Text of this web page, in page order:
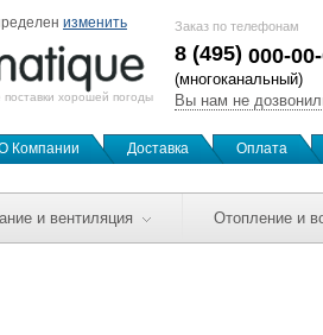
изменить
хорошей погоды
Заказ по телефонам
8 (495) 000-
(многоканальный)
Вы нам не
Компании Доставка Оплата
и вентиляция Отопление и